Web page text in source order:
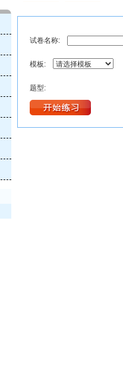
试卷名称:
模板:
题型: